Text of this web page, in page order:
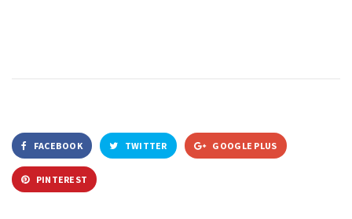
FACEBOOK TWITTER GOOGLE PLUS
PINTEREST